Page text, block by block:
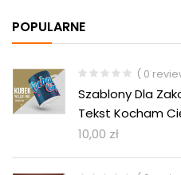
POPULARNE
( 0
Szablony Dla
Tekst Kocham
10,00 zł